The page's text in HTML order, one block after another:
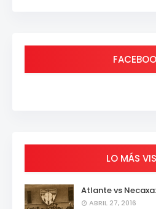
LO MÁS
Atlante vs
ABRIL 27, 2016